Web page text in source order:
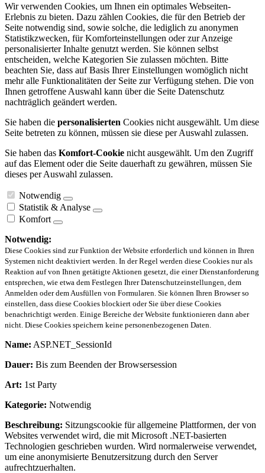
Wir verwenden Cookies, um Ihnen ein optimales Webseiten-
Erlebnis zu bieten. Dazu zählen Cookies, die für den Betrieb der
Seite notwendig sind, sowie solche, die lediglich zu anonymen
Statistikzwecken, für Komforteinstellungen oder zur Anzeige
personalisierter Inhalte genutzt werden. Sie können selbst
entscheiden, welche Kategorien Sie zulassen möchten. Bitte
beachten Sie, dass auf Basis Ihrer Einstellungen womöglich nicht
mehr alle Funktionalitäten der Seite zur Verfügung stehen. Die von
Ihnen getroffene Auswahl kann über die Seite Datenschutz
nachträglich geändert werden.
Sie haben die personalisierten Cookies nicht ausgewählt. Um diese
Seite betreten zu können, müssen sie diese per Auswahl zulassen.
Sie haben das Komfort-Cookie nicht ausgewählt. Um den Zugriff
auf das Element oder die Seite dauerhaft zu gewähren, müssen Sie
dieses per Auswahl zulassen.
Notwendig
Statistik & Analyse
Komfort
Notwendig:
Diese Cookies sind zur Funktion der Website erforderlich und können in Ihren
Systemen nicht deaktiviert werden. In der Regel werden diese Cookies nur als
Reaktion auf von Ihnen getätigte Aktionen gesetzt, die einer Dienstanforderung
entsprechen, wie etwa dem Festlegen Ihrer Datenschutzeinstellungen, dem
Anmelden oder dem Ausfüllen von Formularen. Sie können Ihren Browser so
einstellen, dass diese Cookies blockiert oder Sie über diese Cookies
benachrichtigt werden. Einige Bereiche der Website funktionieren dann aber
nicht. Diese Cookies speichern keine personenbezogenen Daten.
Name: ASP.NET_SessionId
Dauer: Bis zum Beenden der Browsersession
Art: 1st Party
Kategorie: Notwendig
Beschreibung: Sitzungscookie für allgemeine Plattformen, der von
Websites verwendet wird, die mit Microsoft .NET-basierten
Technologien geschrieben wurden. Wird normalerweise verwendet,
um eine anonymisierte Benutzersitzung durch den Server
aufrechtzuerhalten.